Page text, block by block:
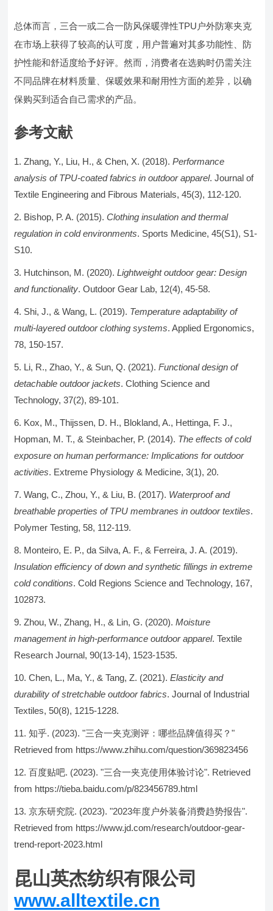
总体而言，三合一或二合一防风保暖弹性TPU户外防寒夹克
在市场上获得了较高的认可度，用户普遍对其多功能性、防
护性能和舒适度给予好评。然而，消费者在选购时仍需关注
不同品牌在材料质量、保暖效果和耐用性方面的差异，以确
保购买到适合自己需求的产品。
参考文献
Zhang, Y., Liu, H., & Chen, X. (2018).Performance
analysis of TPU-coated fabrics in outdoor apparel. Journal of
Textile Engineering and Fibrous Materials, 45(3), 112-120.
Bishop, P. A. (2015).Clothing insulation and thermal
regulation in cold environments. Sports Medicine, 45(S1), S1-
S10.
Hutchinson, M. (2020).Lightweight outdoor gear: Design
and functionality. Outdoor Gear Lab, 12(4), 45-58.
Shi, J., & Wang, L. (2019). Temperature adaptability of
multi-layered outdoor clothing systems. Applied Ergonomics,
78, 150-157.
Li, R., Zhao, Y., & Sun, Q. (2021).Functional design of
detachable outdoor jackets. Clothing Science and
Technology, 37(2), 89-101.
Kox, M., Thijssen, D. H., Blokland, A., Hettinga, F. J.,
Hopman, M. T., & Steinbacher, P. (2014). The effects of cold
exposure on human performance: Implications for outdoor
activities. Extreme Physiology & Medicine, 3(1), 20.
Wang, C., Zhou, Y., & Liu, B. (2017). Waterproof and
breathable properties of TPU membranes in outdoor textiles.
Polymer Testing, 58, 112-119.
Monteiro, E. P., da Silva, A. F., & Ferreira, J. A. (2019).
Insulation efficiency of down and synthetic fillings in extreme
cold conditions. Cold Regions Science and Technology, 167,
102873.
Zhou, W., Zhang, H., & Lin, G. (2020).Moisture
management in high-performance outdoor apparel. Textile
Research Journal, 90(13-14), 1523-1535.
Chen, L., Ma, Y., & Tang, Z. (2021).Elasticity and
durability of stretchable outdoor fabrics. Journal of Industrial
Textiles, 50(8), 1215-1228.
知乎. (2023). "三合一夹克测评：哪些品牌值得买？"
Retrieved from https://www.zhihu.com/question/369823456
百度贴吧. (2023). "三合一夹克使用体验讨论". Retrieved
from https://tieba.baidu.com/p/823456789.html
京东研究院. (2023). "2023年度户外装备消费趋势报告".
Retrieved from https://www.jd.com/research/outdoor-gear-
trend-report-2023.html
昆山英杰纺织有限公司
www.alltextile.cn